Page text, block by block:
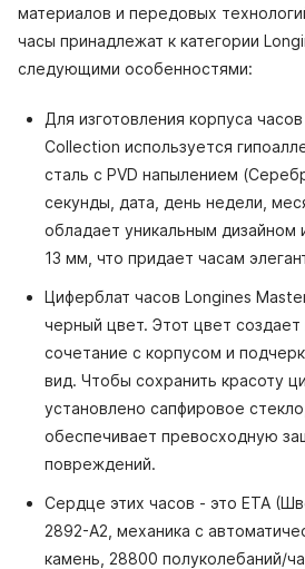
материалов и передовых
часы принадлежат к категории
следующими особенностями:
Для изготовления корпуса
Collection используется
сталь с PVD напылением
секунды, дата, день недели,
обладает уникальным
13 мм, что придает часам
Циферблат часов Longines
черный цвет. Этот цвет создает
сочетание с корпусом и
вид. Чтобы сохранить красоту
установлено сапфировое
обеспечивает превосходную
повреждений.
Сердце этих часов - это ETA
2892-A2, механика с
камень, 28800 полуколебаний/